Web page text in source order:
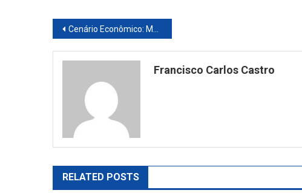
Navegação
de
artigos
Cenário Econômico: Mercado Livre Anuncia Reajuste e Ibovespa Fecha em Alta
Francisco Carlos Castro
RELATED POSTS